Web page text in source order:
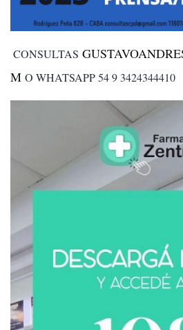
CONSULTAS
M O WHATSAPP 54 9 3424344410